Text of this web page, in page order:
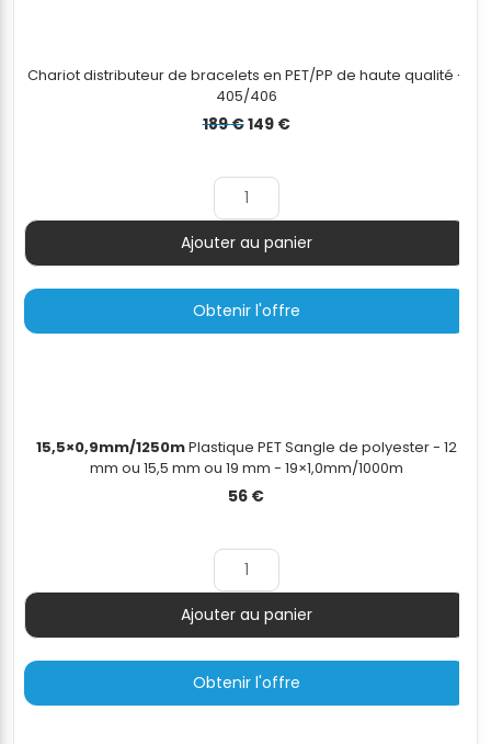
Chariot distributeur de bracelets en PET/PP de haute qualité -
405/406
189€Le
était :
189 €.
149 €Le
149 €.
Quantité
Ajouter au panier
Obtenir l'offre
15,5×0,9mm/1250mPlastique PET Sangle de polyester - 12
mm ou 15,5 mm ou 19 mm - 19×1,0mm/1000m
56 €
Quantité
Ajouter au panier
Obtenir l'offre